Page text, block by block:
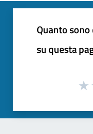
Quanto
su questa